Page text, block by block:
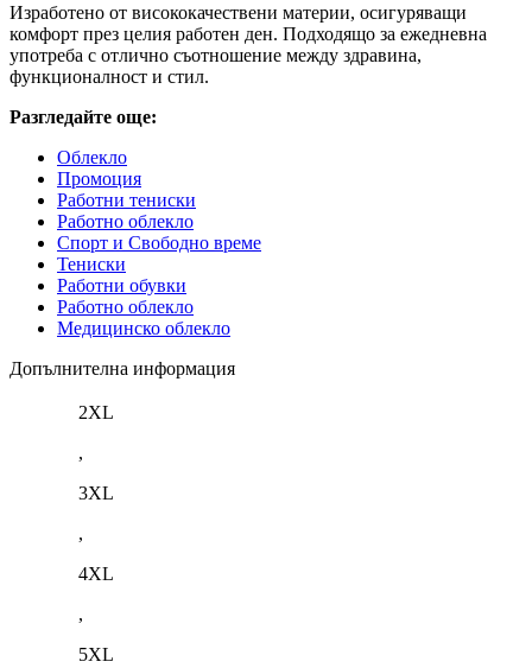
Изработено от висококачествени материи, осигуряващи
комфорт през целия работен ден. Подходящо за ежедневна
употреба с отлично съотношение между здравина,
функционалност и стил.
Разгледайте още:
Облекло
Промоция
Работни тениски
Работно облекло
Спорт и Свободно време
Тениски
Работни обувки
Работно облекло
Медицинско облекло
Допълнителна информация
2XL
,
3XL
,
4XL
,
5XL